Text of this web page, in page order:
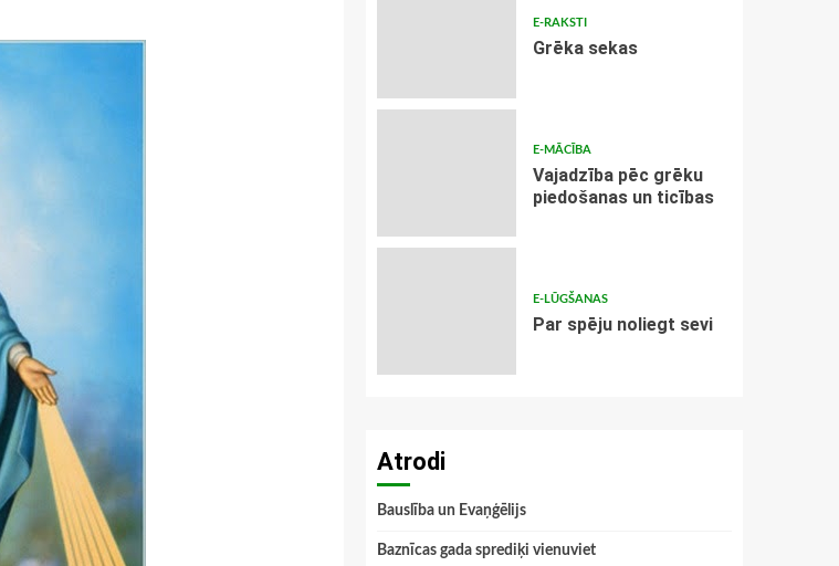
E-RAKSTI
Grēka sekas
E-MĀCĪBA
Vajadzība pēc grēku
piedošanas un ticības
E-LŪGŠANAS
Par spēju noliegt sevi
Atrodi
Bauslība un Evaņģēlijs
Baznīcas gada sprediķi vienuviet